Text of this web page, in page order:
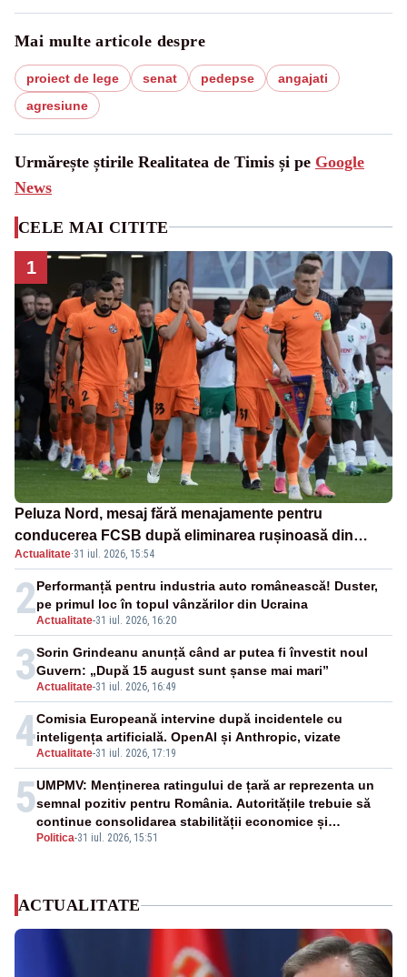
Mai multe articole despre
proiect de lege senat pedepse
angajati
agresiune
Urmărește știrile Realitatea de Timis și pe Google
News
CELE MAI CITITE
1
Peluza Nord, mesaj fără menajamente pentru
conducerea FCSB după eliminarea rușinoasă din
Conference League
Actualitate·31 iul. 2026, 15:54
2Actualitate-31 iul. 2026, 16:20
Performanță pentru industria auto românească! Duster,
pe primul loc în topul vânzărilor din Ucraina
3Actualitate-31 iul. 2026, 16:49
Sorin Grindeanu anunță când ar putea fi învestit noul
Guvern: „După 15 august sunt șanse mai mari”
4Actualitate-31 iul. 2026, 17:19
Comisia Europeană intervine după incidentele cu
inteligența artificială. OpenAI și Anthropic, vizate
5
Politica-31 iul. 2026, 15:51
UMPMV: Menținerea ratingului de țară ar reprezenta un
semnal pozitiv pentru România. Autoritățile trebuie să
continue consolidarea stabilității economice și
financiare
ACTUALITATE